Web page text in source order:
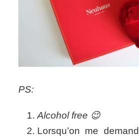
PS:
Alcohol free 😉
Lorsqu’on me